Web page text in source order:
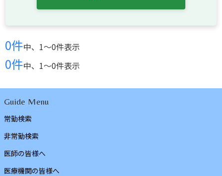
0件中、1〜0件表示
0件中、1〜0件表示
Guide Menu
常勤検索
非常勤検索
医師の皆様へ
医療機関の皆様へ